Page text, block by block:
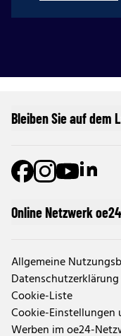
Online Netzwerk oe24
Allgemeine
Datenschutzerklärung
Cookie-Liste
Cookie-Einstellungen
Werben im oe24-
Bleiben Sie auf dem